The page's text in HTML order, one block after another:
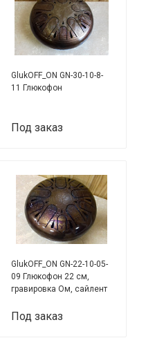
GlukOFF_ON GN-30-10-8-
11 Глюкофон
Под заказ
GlukOFF_ON GN-22-10-05-
09 Глюкофон 22 см,
гравировка Ом, сайлент
Под заказ